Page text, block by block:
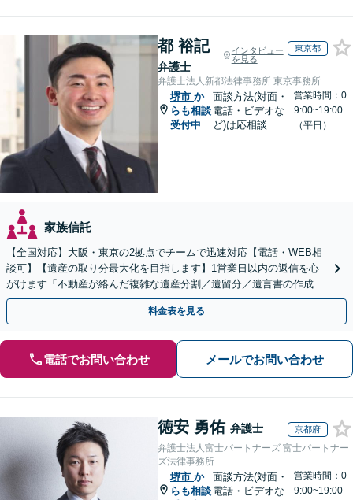
都 裕記
弁護士
インタビュー
を見る
東京都
弁護士法人新都法律事務所 東京事務所
堺市 か
らも相談
受付中
面談方法(対面・
電話・ビデオな
ど)は応相談
営業時間：0
9:00~19:00
（平日）
家族信託
【全国対応】大阪・東京の2拠点でチームで迅速対応【電話・WEB相
談可】【遺産の取り分最大化を目指します】1営業日以内の返信を心
がけます「不動産が絡んだ複雑な遺産分割／遺留分／遺言書の作成・
執行／事業承継など、お任せください」【休日相談あり】
料金表を見る
電話でお問い合わせ メールでお問い合わせ
徳安 勇佑 弁護士 京都府
弁護士法人富士パートナーズ 富士パートナー
ズ法律事務所
堺市 か
らも相談
面談方法(対面・
電話・ビデオな
営業時間：0
9:00~19:00